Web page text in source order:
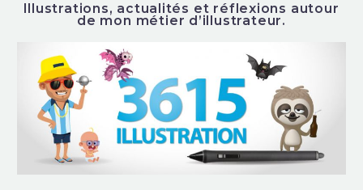
Illustrations, actualités et réflexions autour
de mon métier d’illustrateur.